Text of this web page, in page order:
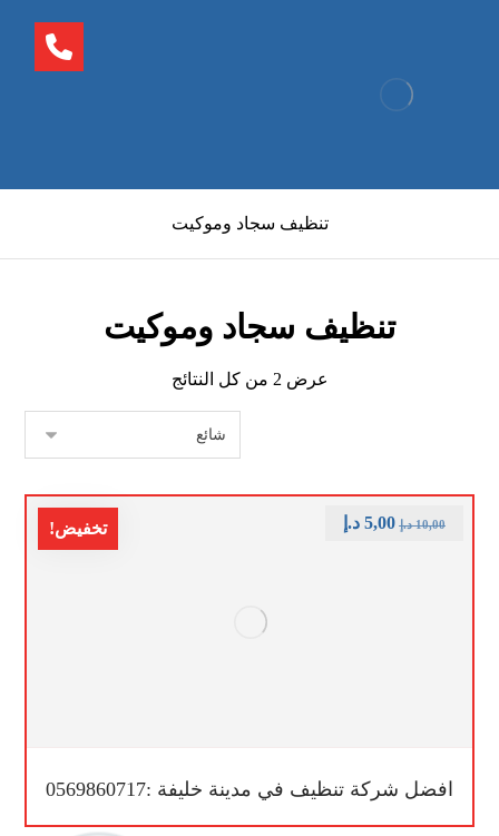
تنظيف سجاد وموكيت
تنظيف سجاد وموكيت
عرض ⁦2⁩ من كل النتائج
تخفيض!
افضل شركة تنظيف في مدينة خليفة :0569860717
10,00 د.إ 5,00 د.إ